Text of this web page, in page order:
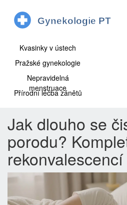
Kvasinky v ústech
Pražské gynekologie
Nepravidelná
menstruace
Přírodní léčba zánětů
Jak dlouho se
porodu?
rekonvalescencí